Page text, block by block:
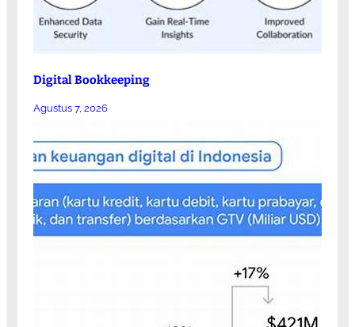
Digital Bookkeeping
Agustus 7, 2026